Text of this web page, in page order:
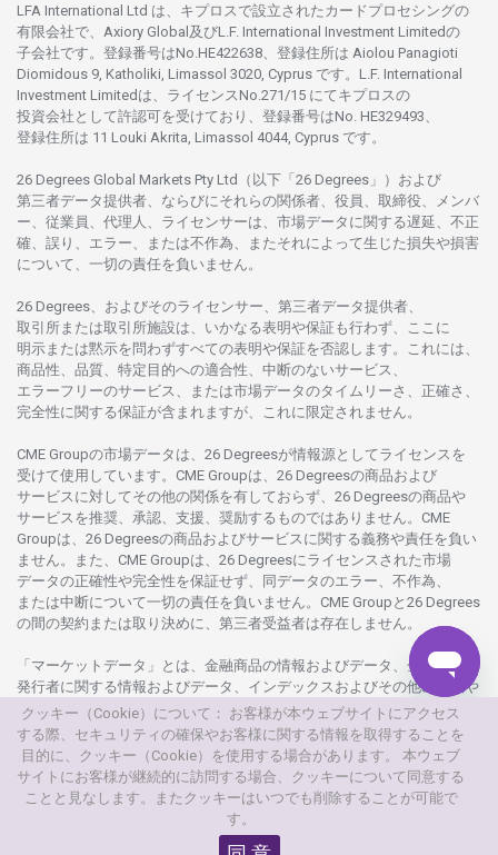
LFA International Ltd は、 キプロスで設立さ れた カードプロセシングの
有限会社で、Axiory Global 及びL.F. International Investment Limitedの
子会社です。 登録番号はNo.HE422638、 登録住所は Aiolou Panagioti
Diomidous 9, Katholiki, Limassol 3020, Cyprus です。L.F. International
Investment Limitedは、 ライセンスNo.271/15 にてキプロスの
投資会社として許認可を受けており、 登録番号はNo. HE329493、
登録住所は 11 Louki Akrita, Limassol 4044, Cyprus です。
26 Degrees Global Markets Pty Ltd（以下「26 Degrees」） および
第三者データ提供者、ならびにそれらの関係者、役員、取締役、メンバ
ー、従業員、代理人、ライセンサーは、 市場データに関する遅延、不正
確、誤り、エラー、
または不作為、 またそれによって生じた損失や損害
について、 一切の責任を負いません。
26 Degrees、 およびそのライセンサー、 第三者データ提供者、
取引所または取引所施設は、いかなる表明や保証も行わず、 ここに
明示または黙示を 問わずすべての表明や保証を否認し ます。 これには、
商品性、品質、 特定目的への適合性、 中断のないサービス、
エラーフリーのサービス、 または市場データのタイムリーさ、正確さ、
完全性に関する保証が含まれますが、これに限定さ れません。
CME Groupの市場データは、26 Degreesが情報源としてライセンスを
受けて使用しています。 CME Groupは、26 Degreesの商品および
サービスに対してその他の関係を有しておらず、26 Degreesの商品や
サービスを推奨、承認、支援、 奨励するものではありません。 CME
Groupは、26 Degreesの商品およびサービスに関する義務や責任を負い
ません。また、CME Groupは、26 Degreesにライセンスさ れた市場
データの正確性や完全性を保証せず、 同 データのエラー、不作為、
または中断について一切の責任を負いません。 CME Groupと26 Degrees
の間の契約または取り 決めに、 第三者受益者は存在し ません。
「マーケットデータ」とは、 金融商品の情報およびデータ、 金融商品の
発行者に関する情報およびデータ、 インデックスおよびその他の
情報や
データを指し、26 Degreesまたは26 Degreesグループ会社が提供する
製品や サービスの 一部として、更新頻度を問わ ず提供さ れるものを
意味します。
© 2026 本 ウェブサイトは、AXIORYが 所有・運営しています。
© AXIORYは、Axiory Global Ltd.の商標です。
クッキー（Cookie）について： お客様が本ウェブサイトにアクセス
する際、セキュリティの確保やお客様に関する情報を取得することを
目的に、クッキー（Cookie）を使用する場合があります。 本ウェブ
サイトにお客様が継続的に訪問する場合、クッキーについて同意する
ことと見なします。またクッキーはいつでも削除することが可能で
す。